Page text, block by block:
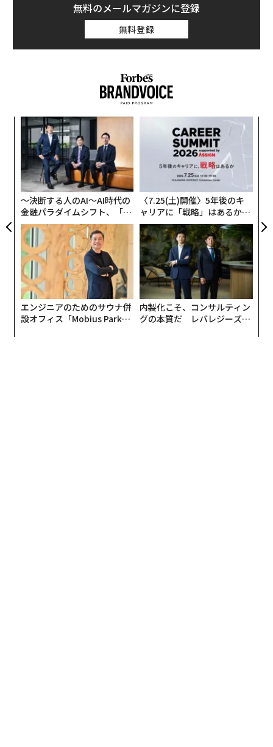
無料のメールマガジンに登録
無料登録
〜決断する人のAI〜AI時代の
金融パラダイムシフト、「超
個別化」の核心 【MUFG×ウ
ェルスナビ×PwC】
〈7.25(土)開催〉5年後のキ
ャリアに「戦略」はあるか。
トップエグゼクティブのキャ
リアに触れる1日│CAREER S
UMMIT 2026
エンジニアのためのサウナ併
設オフィス「Mobius Park」
内製化こそ、コンサルティン
グの本質だ レバレジーズが